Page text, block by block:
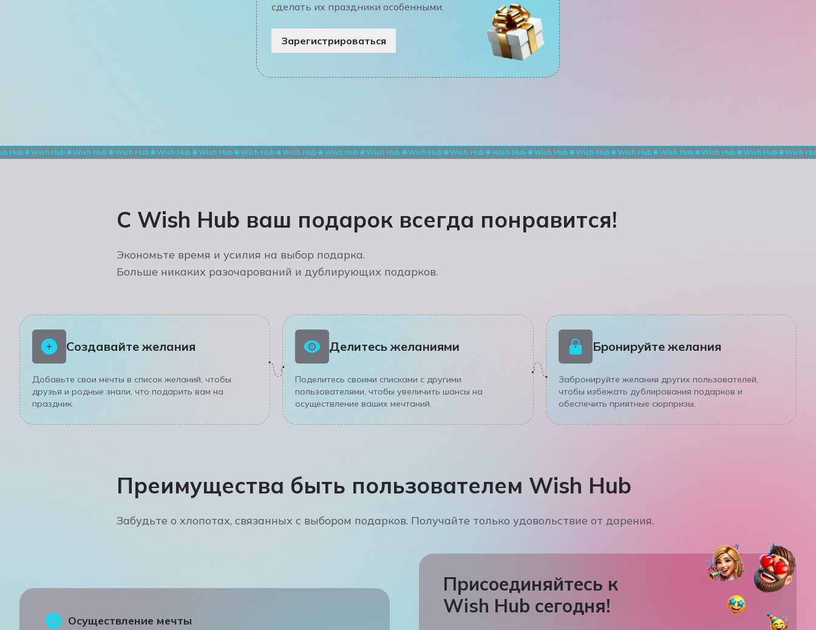
сделать их праздники особенными.
Зарегистрироваться
Hub Wish Hub Wish Hub Wish Hub Wish Hub Wish Hub Wish Hub Wish Hub Wish Hub Wish Hub Wish Hub Wish Hub Wish Hub Wish Hub Wish Hub Wish Hub Wish Hub Wish Hub Wish Hub Wish
С Wish Hub ваш подарок всегда понравится!
Экономьте время и усилия на выбор подарка.
Больше никаких разочарований и дублирующих подарков.
Создавайте желания
Добавьте свои мечты в список желаний, чтобы
друзья и родные знали, что подарить вам на
праздник.
Делитесь желаниями
Поделитесь своими списками с другими
пользователями, чтобы увеличить шансы на
осуществление ваших мечтаний.
Бронируйте желания
Забронируйте желания других пользователей,
чтобы избежать дублирования подарков и
обеспечить приятные сюрпризы.
Преимущества быть пользователем Wish Hub
Забудьте о хлопотах, связанных с выбором подарков. Получайте только удовольствие от дарения.
Осуществление мечты
Присоединяйтесь к
Wish Hub сегодня!